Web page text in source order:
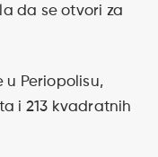
da se otvori za
u Periopolisu,
i 213 kvadratnih